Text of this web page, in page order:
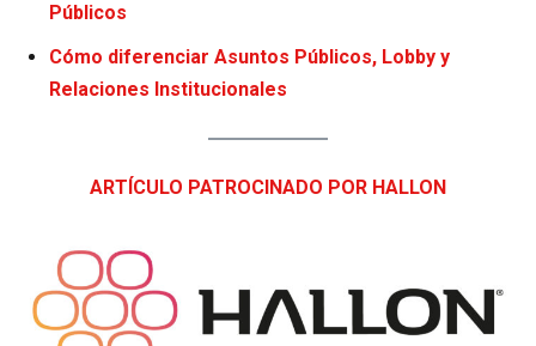
Públicos
Cómo diferenciar Asuntos Públicos, Lobby y
Relaciones Institucionales
ARTÍCULO PATROCINADO POR HALLON